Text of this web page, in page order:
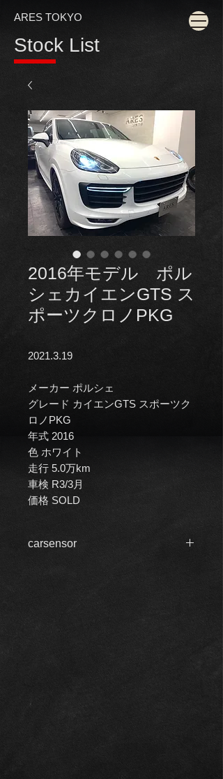
ARES TOKYO
Stock List
2016年モデル ポル
シェカイエンGTS ス
ポーツクロノPKG
2021.3.19
メーカー ポルシェ
グレード カイエンGTS スポーツク
ロノPKG
年式 2016
色 ホワイト
走行 5.0万km
車検 R3/3月
価格 SOLD
carsensor